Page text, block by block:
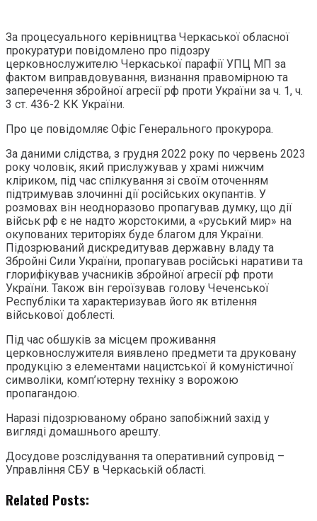
За процесуального керівництва Черкаської обласної
прокуратури повідомлено про підозру
церковнослужителю Черкаської парафії УПЦ МП за
фактом виправдовування, визнання правомірною та
заперечення збройної агресії рф проти України за ч. 1, ч.
3 ст. 436-2 КК України.
Про це повідомляє Офіс Генерального прокурора.
За даними слідства, з грудня 2022 року по червень 2023
року чоловік, який прислужував у храмі нижчим
кліриком, під час спілкування зі своїм оточенням
підтримував злочинні дії російських окупантів. У
розмовах він неодноразово пропагував думку, що дії
військ рф є не надто жорстокими, а «руський мир» на
окупованих територіях буде благом для України.
Підозрюваний дискредитував державну владу та
Збройні Сили України, пропагував російські наративи та
глорифікував учасників збройної агресії рф проти
України. Також він героїзував голову Чеченської
Республіки та характеризував його як втілення
військової доблесті.
Під час обшуків за місцем проживання
церковнослужителя виявлено предмети та друковану
продукцію з елементами нацистської й комуністичної
символіки, комп’ютерну техніку з ворожою
пропагандою.
Наразі підозрюваному обрано запобіжний захід у
вигляді домашнього арешту.
Досудове розслідування та оперативний супровід –
Управління СБУ в Черкаській області.
Related Posts: